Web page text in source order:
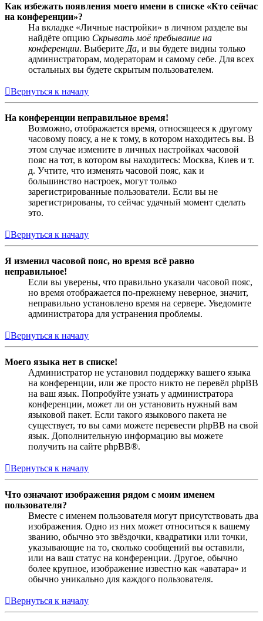
Как избежать появления моего имени в списке «Кто сейчас
на конференции»?
На вкладке «Личные настройки» в личном разделе вы
найдёте опцию Скрывать моё пребывание на
конференции. Выберите Да, и вы будете видны только
администраторам, модераторам и самому себе. Для всех
остальных вы будете скрытым пользователем.
Вернуться к началу
На конференции неправильное время!
Возможно, отображается время, относящееся к другому
часовому поясу, а не к тому, в котором находитесь вы. В
этом случае измените в личных настройках часовой
пояс на тот, в котором вы находитесь: Москва, Киев и т.
д. Учтите, что изменять часовой пояс, как и
большинство настроек, могут только
зарегистрированные пользователи. Если вы не
зарегистрированы, то сейчас удачный момент сделать
это.
Вернуться к началу
Я изменил часовой пояс, но время всё равно
неправильное!
Если вы уверены, что правильно указали часовой пояс,
но время отображается по-прежнему неверное, значит,
неправильно установлено время на сервере. Уведомите
администратора для устранения проблемы.
Вернуться к началу
Моего языка нет в списке!
Администратор не установил поддержку вашего языка
на конференции, или же просто никто не перевёл phpBB
на ваш язык. Попробуйте узнать у администратора
конференции, может ли он установить нужный вам
языковой пакет. Если такого языкового пакета не
существует, то вы сами можете перевести phpBB на свой
язык. Дополнительную информацию вы можете
получить на сайте phpBB®.
Вернуться к началу
Что означают изображения рядом с моим именем
пользователя?
Вместе с именем пользователя могут присутствовать два
изображения. Одно из них может относиться к вашему
званию, обычно это звёздочки, квадратики или точки,
указывающие на то, сколько сообщений вы оставили,
или на ваш статус на конференции. Другое, обычно
более крупное, изображение известно как «аватара» и
обычно уникально для каждого пользователя.
Вернуться к началу